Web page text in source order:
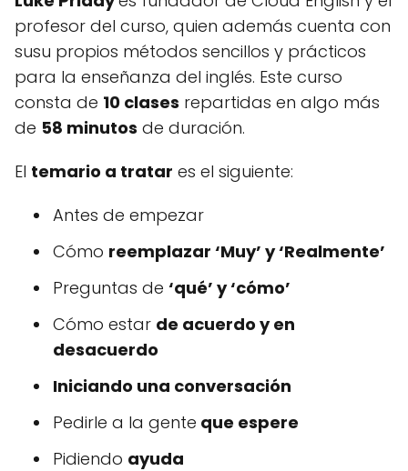
profesor del curso, quien además cuenta con
susu propios métodos sencillos y prácticos
para la enseñanza del inglés. Este curso
consta de 10 clases repartidas en algo más
de 58 minutos de duración.
El temario a tratar es el siguiente:
Antes de empezar
Cómo reemplazar ‘Muy’ y ‘Realmente’
Preguntas de ‘qué’ y ‘cómo’
Cómo estar de acuerdo y en
desacuerdo
Iniciando una conversación
Pedirle a la gente que espere
Pidiendo ayuda